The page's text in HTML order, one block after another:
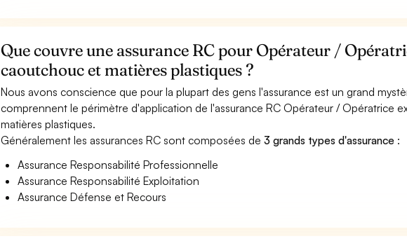
Que couvre une assurance RC pour Opérateur /
caoutchouc et matières plastiques ?
Nous avons conscience que pour la plupart des gens l'assurance est un grand
comprennent le périmètre d'application de l'assurance RC Opérateur / Opératrice
matières plastiques.
Généralement les assurances RC sont composées de3 grands types d'assurance :
Assurance Responsabilité Professionnelle
Assurance Responsabilité Exploitation
Assurance Défense et Recours